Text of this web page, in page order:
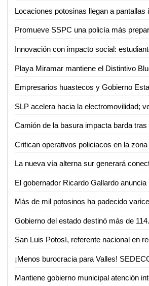
Locaciones potosinas llegan a pantallas
Promueve SSPC una policía más
Critican operativos policiacos en la